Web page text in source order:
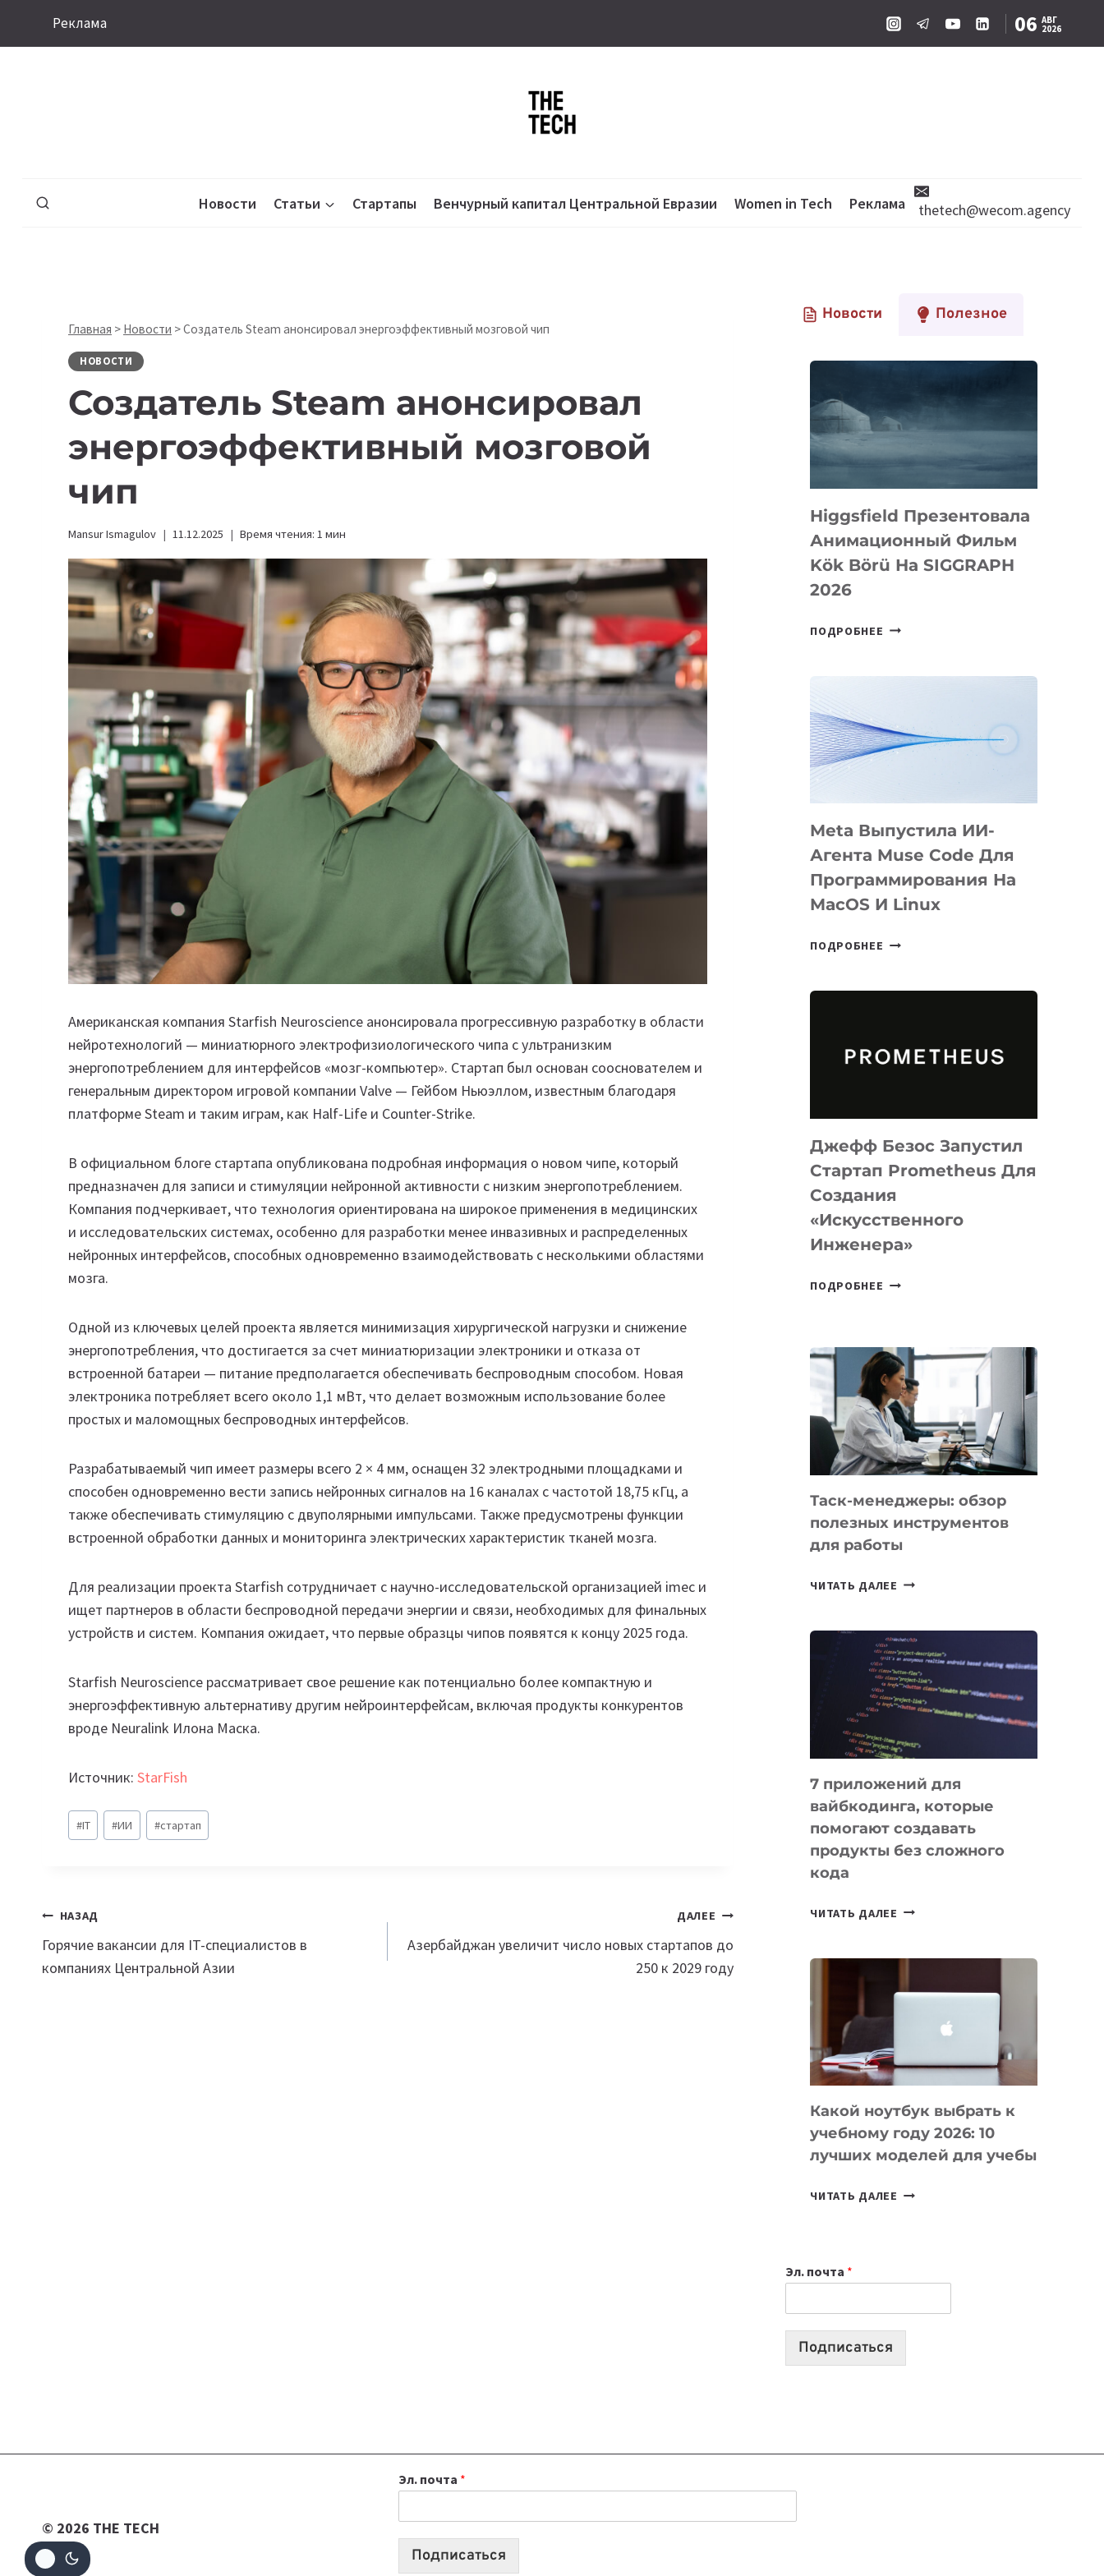
Реклама 06 АВГ
2026
Новости Статьи Стартапы Венчурный капитал Центральной Евразии Women in Tech Реклама thetech@wecom.agency
Главная > Новости >Создатель Steam анонсировал энергоэффективный мозговой чип
НОВОСТИ
Создатель Steam анонсировал
энергоэффективный мозговой
чип
Mansur Ismagulov 11.12.2025 Время чтения: 1 мин
Американская компания Starfish Neuroscience анонсировала прогрессивную разработку в области
нейротехнологий — миниатюрного электрофизиологического чипа с ультранизким
энергопотреблением для интерфейсов «мозг-компьютер». Стартап был основан сооснователем и
генеральным директором игровой компании Valve — Гейбом Ньюэллом, известным благодаря
платформе Steam и таким играм, как Half-Life и Counter-Strike.
В официальном блоге стартапа опубликована подробная информация о новом чипе, который
предназначен для записи и стимуляции нейронной активности с низким энергопотреблением.
Компания подчеркивает, что технология ориентирована на широкое применения в медицинских
и исследовательских системах, особенно для разработки менее инвазивных и распределенных
нейронных интерфейсов, способных одновременно взаимодействовать с несколькими областями
мозга.
Одной из ключевых целей проекта является минимизация хирургической нагрузки и снижение
энергопотребления, что достигается за счет миниатюризации электроники и отказа от
встроенной батареи — питание предполагается обеспечивать беспроводным способом. Новая
электроника потребляет всего около 1,1 мВт, что делает возможным использование более
простых и маломощных беспроводных интерфейсов.
Разрабатываемый чип имеет размеры всего 2 × 4 мм, оснащен 32 электродными площадками и
способен одновременно вести запись нейронных сигналов на 16 каналах с частотой 18,75 кГц, а
также обеспечивать стимуляцию с двуполярными импульсами. Также предусмотрены функции
встроенной обработки данных и мониторинга электрических характеристик тканей мозга.
Для реализации проекта Starfish сотрудничает с научно-исследовательской организацией imec и
ищет партнеров в области беспроводной передачи энергии и связи, необходимых для финальных
устройств и систем. Компания ожидает, что первые образцы чипов появятся к концу 2025 года.
Starfish Neuroscience рассматривает свое решение как потенциально более компактную и
энергоэффективную альтернативу другим нейроинтерфейсам, включая продукты конкурентов
вроде Neuralink Илона Маска.
Источник: StarFish
Метки
записи:
#IT #ИИ #стартап
Навигация
по
НАЗАД
Горячие вакансии для IT-специалистов в
компаниях Центральной Азии
ДАЛЕЕ
Азербайджан увеличит число новых стартапов до
250 к 2029 году
Новости Полезное
Higgsfield Презентовала
Анимационный Фильм
Kök Börü На SIGGRAPH
2026
ПОДРОБНЕЕ HIGGSFIELD
BÖRÜ
НА
Meta Выпустила ИИ-
Агента Muse Code Для
Программирования На
MacOS И Linux
ПОДРОБНЕЕ META
ДЛЯ
И
LINUX
Джефф Безос Запустил
Стартап Prometheus Для
Создания
«искусственного
Инженера»
ПОДРОБНЕЕ ДЖЕФФ
PROMETHEUS
ДЛЯ
СОЗДАНИЯ
«ИСКУССТВЕННОГО
ИНЖЕНЕРА»
Таск-менеджеры: обзор
полезных инструментов
для работы
ЧИТАТЬ ДАЛЕЕ ТАСК-
ПОЛЕЗНЫХ
ИНСТРУМЕНТОВ
ДЛЯ
РАБОТЫ
7 приложений для
вайбкодинга, которые
помогают создавать
продукты без сложного
кода
ЧИТАТЬ ДАЛЕЕ
КОТОРЫЕ
СОЗДАВАТЬ
БЕЗ
КОДА
Какой ноутбук выбрать к
учебному году 2026: 10
лучших моделей для учебы
ЧИТАТЬ ДАЛЕЕ КАКОЙ
2026:
10
Эл. почта *
Подписаться
© 2026 THE TECH
Эл. почта *
Подписаться